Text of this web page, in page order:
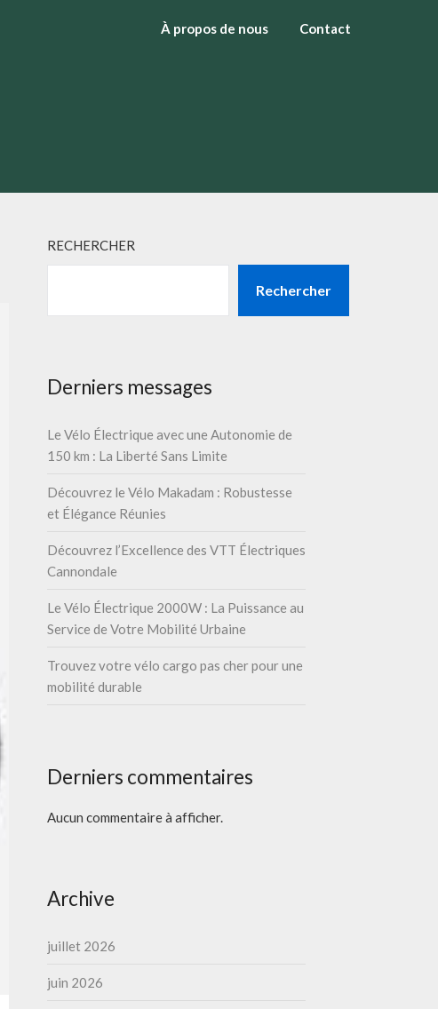
À propos de nous Contact
RECHERCHER
Rechercher
Derniers messages
Le Vélo Électrique avec une Autonomie de
150 km : La Liberté Sans Limite
Découvrez le Vélo Makadam : Robustesse
et Élégance Réunies
Découvrez l’Excellence des VTT Électriques
Cannondale
Le Vélo Électrique 2000W : La Puissance au
Service de Votre Mobilité Urbaine
Trouvez votre vélo cargo pas cher pour une
mobilité durable
Derniers commentaires
Aucun commentaire à afficher.
Archive
juillet 2026
juin 2026